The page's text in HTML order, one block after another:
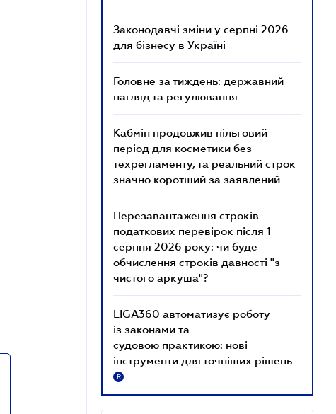
Законодавчі зміни у серпні 2026
для бізнесу в Україні
Головне за тиждень: державний
нагляд та регулювання
Кабмін продовжив пільговий
період для косметики без
техрегламенту, та реальний строк
значно коротший за заявлений
Перезавантаження строків
податкових перевірок після 1
серпня 2026 року: чи буде
обчислення строків давності "з
чистого аркуша"?
LIGA360 автоматизує роботу
із законами та
судовою практикою: нові
інструменти для точніших рішень
R